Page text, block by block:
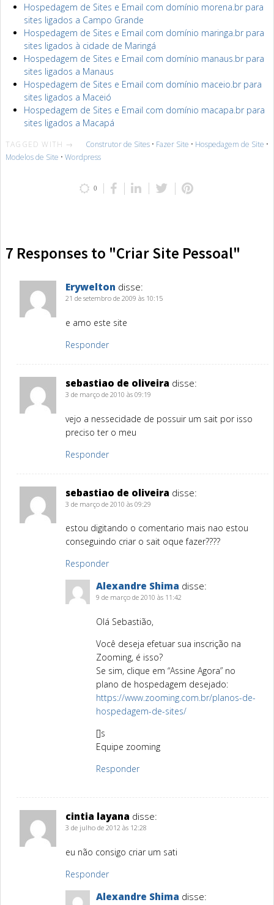
Hospedagem de Sites e Email com domínio morena.br para
sites ligados a Campo Grande
Hospedagem de Sites e Email com domínio maringa.br para
sites ligados à cidade de Maringá
Hospedagem de Sites e Email com domínio manaus.br para
sites ligados a Manaus
Hospedagem de Sites e Email com domínio maceio.br para
sites ligados a Maceió
Hospedagem de Sites e Email com domínio macapa.br para
sites ligados a Macapá
TAGGED WITH → Construtor de Sites• Fazer Site • Hospedagem de Site •
Modelos de Site • Wordpress
0
7 Responses to "Criar Site Pessoal"
Erywelton disse:
21 de setembro de 2009 às 10:15
e amo este site
Responder
sebastiao de oliveira disse:
3 de março de 2010 às 09:19
vejo a nessecidade de possuir um sait por isso
preciso ter o meu
Responder
sebastiao de oliveira disse:
3 de março de 2010 às 09:29
estou digitando o comentario mais nao estou
conseguindo criar o sait oque fazer????
Responder
Alexandre Shima disse:
9 de março de 2010 às 11:42
Olá Sebastião,
Você deseja efetuar sua inscrição na
Zooming, é isso?
Se sim, clique em “Assine Agora” no
plano de hospedagem desejado:
https://www.zooming.com.br/planos-de-
hospedagem-de-sites/
[]s
Equipe zooming
Responder
cintia layana disse:
3 de julho de 2012 às 12:28
eu não consigo criar um sati
Responder
Alexandre Shima disse: